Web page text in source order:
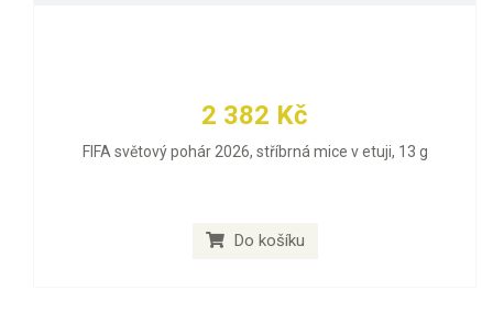
2 382 Kč
FIFA světový pohár 2026, stříbrná mice v etuji, 13 g
Do košíku